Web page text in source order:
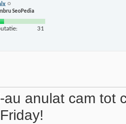
SeoPedia
31
au anulat cam tot